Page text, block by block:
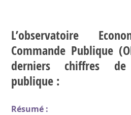
L’observatoire
Commande Publique
derniers chiffres
publique :
Résumé :